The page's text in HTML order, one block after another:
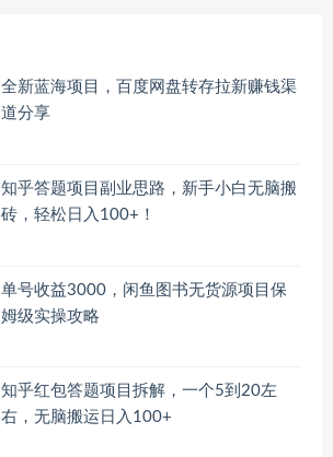
全新蓝海项目，百度网盘转存拉新赚钱渠
道分享
知乎答题项目副业思路，新手小白无脑搬
砖，轻松日入100+！
单号收益3000，闲鱼图书无货源项目保
姆级实操攻略
知乎红包答题项目拆解，一个5到20左
右，无脑搬运日入100+